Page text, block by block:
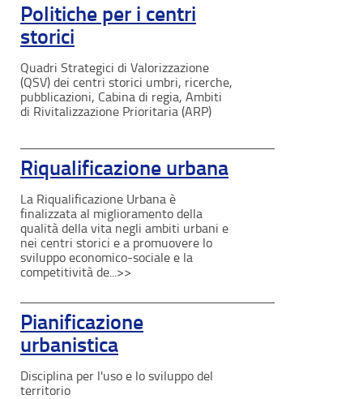
Politiche per i centri
storici
Quadri Strategici di Valorizzazione
(QSV) dei centri storici umbri, ricerche,
pubblicazioni, Cabina di regia, Ambiti
di Rivitalizzazione Prioritaria (ARP)
Riqualificazione urbana
La Riqualificazione Urbana è
finalizzata al miglioramento della
qualità della vita negli ambiti urbani e
nei centri storici e a promuovere lo
sviluppo economico-sociale e la
competitività de...>>
Pianificazione
urbanistica
Disciplina per l'uso e lo sviluppo del
territorio